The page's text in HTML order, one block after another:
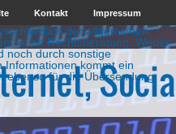
Kontakt Impressum
der allgemeinen
keine Rechtsberatung. Weder
noch durch sonstige
Informationen kommt ein
ebenso für die Übersendung